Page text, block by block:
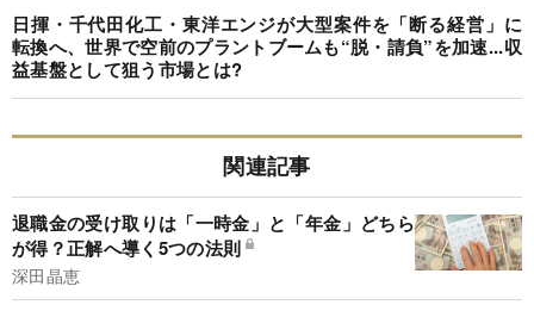
日揮・千代田化工・東洋エンジが大型案件を「断る経営」に
転換へ、世界で空前のプラントブームも“脱・請負”を加速...収
益基盤として狙う市場とは?
関連記事
退職金の受け取りは「一時金」と「年金」どちら
が得？正解へ導く5つの法則
深田晶恵